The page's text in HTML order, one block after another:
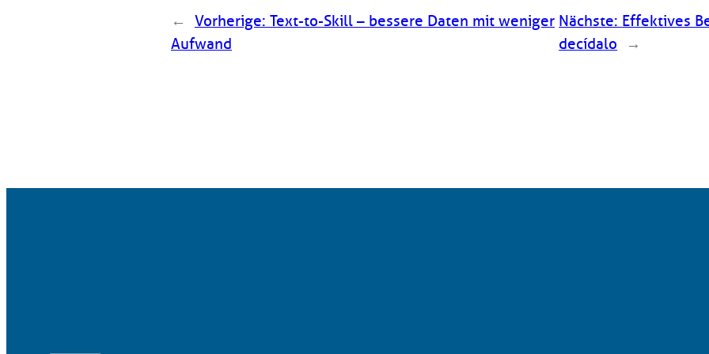
← Vorherige: Text-to-Skill – bessere Daten mit weniger
Aufwand
Nächste: Effektives
decídalo
→